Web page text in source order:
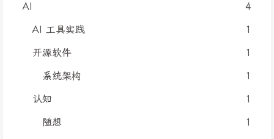
AI
4
AI 工具实践
1
开源软件
1
系统架构
1
认知
1
随想
1